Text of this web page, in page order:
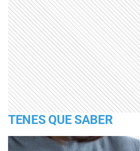
TENES QUE SABER